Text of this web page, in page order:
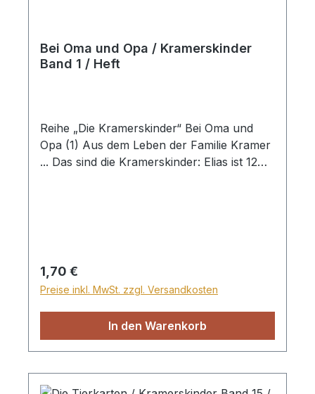
Bei Oma und Opa / Kramerskinder
Band 1 / Heft
Reihe „Die Kramerskinder“ Bei Oma und
Opa (1) Aus dem Leben der Familie Kramer
... Das sind die Kramerskinder: Elias ist 12
kochen und malen. Betty ist mit ihren 5
Jahren schon eine kleine Hausfrau. Sie
liebt es, ihre Puppen zu versorgen ... Alle
Geschichten sind ganzseitig farbig illustriert.
Für Kinder von 3 bis 8 Jahren. Heft
Regulärer Preis:
1,70 €
Preise inkl. MwSt. zzgl. Versandkosten
In den Warenkorb